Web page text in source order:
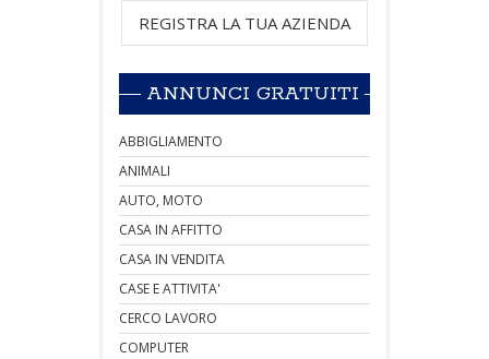
REGISTRA LA TUA AZIENDA
ANNUNCI GRATUITI
ABBIGLIAMENTO
ANIMALI
AUTO, MOTO
CASA IN AFFITTO
CASA IN VENDITA
CASE E ATTIVITA'
CERCO LAVORO
COMPUTER